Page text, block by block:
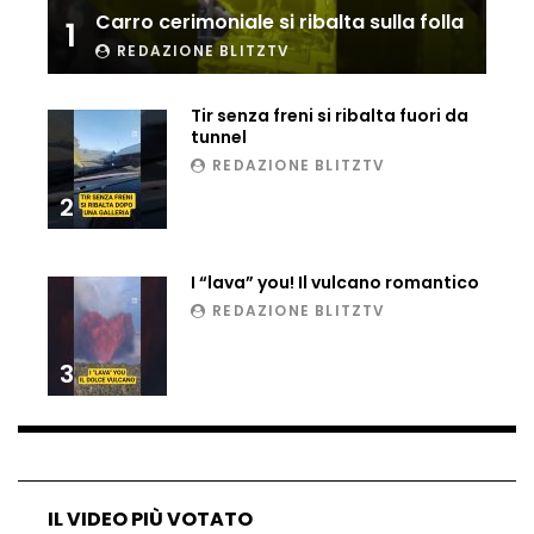
Ucraina, ecco come gli F16 intercettano
i droni russi
Tir bloccato sul passaggio a livello:
treno lo distrugge
all’improvviso
Auto fuori controllo in Guatemala,
Russia sotto zero: fiumi congelati e navi
rompighiaccio a Mosca
1 Carro cerimoniale si ribalta sulla folla
REDAZIONE BLITZTV
2
Tir senza freni si ribalta fuori da
tunnel
REDAZIONE BLITZTV
3
I “lava” you! Il vulcano romantico
REDAZIONE BLITZTV
IL VIDEO PIÙ VOTATO